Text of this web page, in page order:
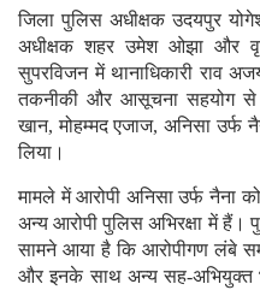
जिला पुलिस अधीक्षक उदयपुर
अधीक्षक शहर उमेश ओझा और
सुपरविजन में थानाधिकारी राव
तकनीकी और आसूचना सहयोग से
खान, मोहम्मद एजाज, अनिसा
लिया।
मामले में आरोपी अनिसा उर्फ नैना
अन्य आरोपी पुलिस अभिरक्षा में हैं।
सामने आया है कि आरोपीगण लंबे
और इनके साथ अन्य सह-अभियुक्त